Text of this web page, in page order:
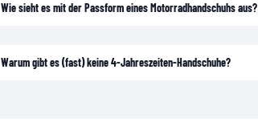
Wie sieht es mit der Passform eines Motorradhandschuhs aus?
Warum gibt es (fast) keine 4-Jahreszeiten-Handschuhe?